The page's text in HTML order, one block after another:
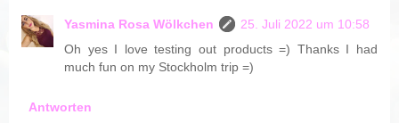
Yasmina Rosa Wölkchen
25. Juli 2022 um 10:58
Oh yes I love testing out products =) Thanks I had
much fun on my Stockholm trip =)
Antworten